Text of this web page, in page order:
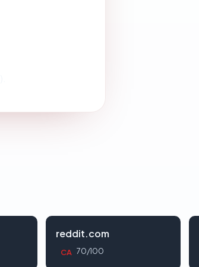
reddit.com
CA 70/100